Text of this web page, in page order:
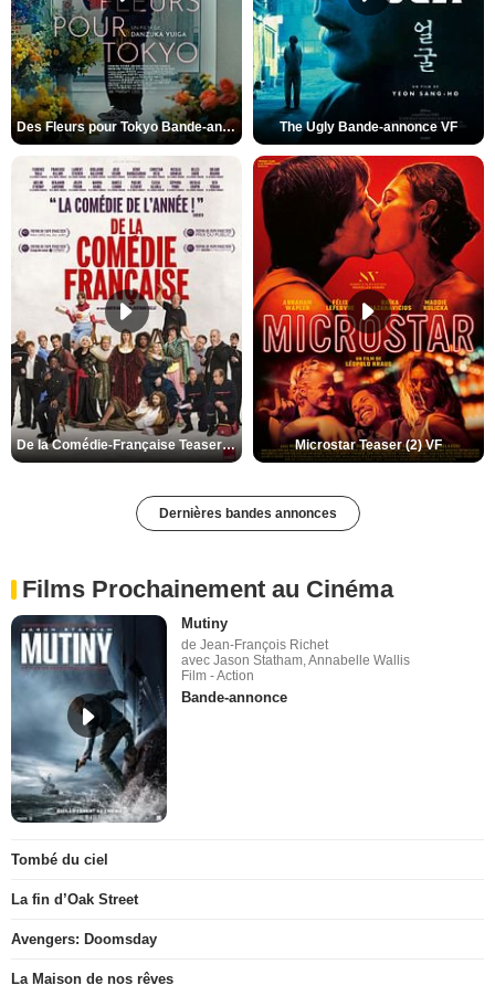
Des Fleurs pour Tokyo Bande-annonce VO STFR The Ugly Bande-annonce VF
De la Comédie-Française Teaser (3) VF Microstar Teaser (2) VF
Dernières bandes annonces
Films Prochainement au Cinéma
Mutiny
de Jean-François Richet
avec Jason Statham, Annabelle Wallis
Film - Action
Bande-annonce
Tombé du ciel
La fin d’Oak Street
Avengers: Doomsday
La Maison de nos rêves